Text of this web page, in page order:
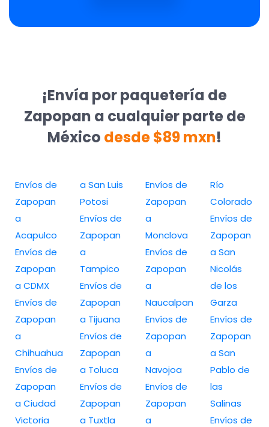
¡Envía por paquetería de
Zapopan a cualquier parte de
México desde $89 mxn!
Envíos de
Zapopan
a
Acapulco
Envíos de
Zapopan
a CDMX
Envíos de
Zapopan
a
Chihuahua
Envíos de
Zapopan
a Ciudad
Victoria
a San Luis
Potosi
Envíos de
Zapopan
a
Tampico
Envíos de
Zapopan
a Tijuana
Envíos de
Zapopan
a Toluca
Envíos de
Zapopan
a Tuxtla
Envíos de
Zapopan
a
Monclova
Envíos de
Zapopan
a
Naucalpan
Envíos de
Zapopan
a
Navojoa
Envíos de
Zapopan
a
Río
Colorado
Envíos de
Zapopan
a San
Nicolás
de los
Garza
Envíos de
Zapopan
a San
Pablo de
las
Salinas
Envíos de